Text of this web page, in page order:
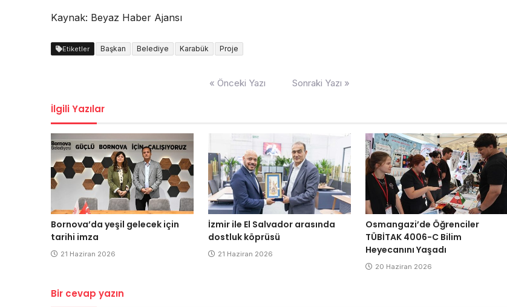
Kaynak: Beyaz Haber Ajansı
Etiketler Başkan Belediye Karabük Proje
« Önceki Yazı Sonraki Yazı »
İlgili Yazılar
Bornova’da yeşil gelecek için
tarihi imza
21 Haziran 2026
İzmir ile El Salvador arasında
dostluk köprüsü
21 Haziran 2026
Osmangazi’de Öğrenciler
TÜBİTAK 4006-C Bilim
Heyecanını Yaşadı
20 Haziran 2026
Bir cevap yazın